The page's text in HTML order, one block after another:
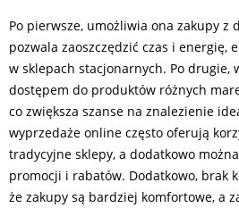
Po pierwsze, umożliwia ona zakupy z
pozwala zaoszczędzić czas i energię,
w sklepach stacjonarnych. Po drugie,
dostępem do produktów różnych
co zwiększa szanse na znalezienie
wyprzedaże online często oferują
tradycyjne sklepy, a dodatkowo
promocji i rabatów. Dodatkowo, brak
że zakupy są bardziej komfortowe, a